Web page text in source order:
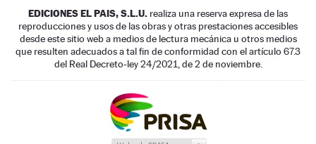
EDICIONES EL PAIS, S.L.U. realiza una reserva expresa de las
reproducciones y usos de las obras y otras prestaciones accesibles
desde este sitio web a medios de lectura mecánica u otros medios
que resulten adecuados a tal fin de conformidad con el artículo 67.3
del Real Decreto-ley 24/2021, de 2 de noviembre.